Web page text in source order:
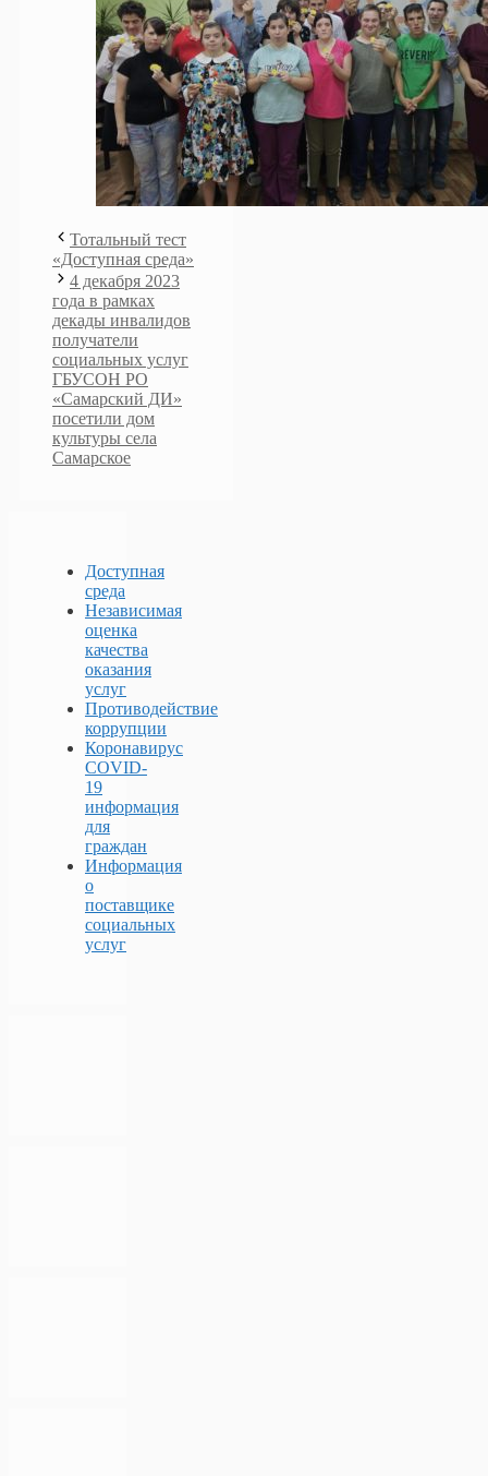
Тотальный тест
«Доступная среда»
4 декабря 2023
года в рамках
декады инвалидов
получатели
социальных услуг
ГБУСОН РО
«Самарский ДИ»
посетили дом
культуры села
Самарское
Доступная
среда
Независимая
оценка
качества
оказания
услуг
Противодействие
коррупции
Коронавирус
COVID-
19
информация
для
граждан
Информация
о
поставщике
социальных
услуг